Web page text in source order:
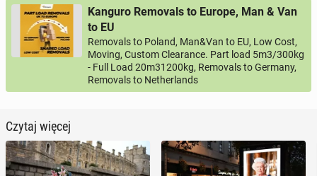
Kanguro Removals to Europe, Man & Van
to EU
Removals to Poland, Man&Van to EU, Low Cost,
Moving, Custom Clearance. Part load 5m3/300kg
- Full Load 20m31200kg, Removals to Germany,
Removals to Netherlands
Czytaj więcej